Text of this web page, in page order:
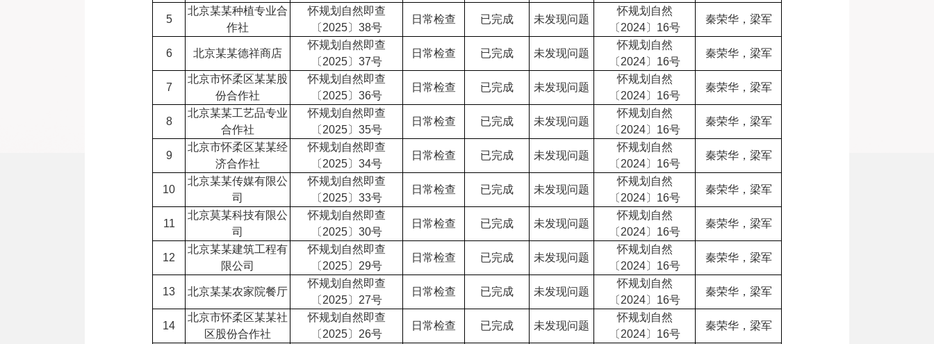
5
北京某某种植专业合
作社
怀规划自然即查
〔2025〕38号
日常检查 已完成 未发现问题
怀规划自然
〔2024〕16号
秦荣华，梁军
6 北京某某德祥商店
怀规划自然即查
〔2025〕37号
日常检查 已完成 未发现问题
怀规划自然
〔2024〕16号
秦荣华，梁军
7
北京市怀柔区某某股
份合作社
怀规划自然即查
〔2025〕36号
日常检查 已完成 未发现问题
怀规划自然
〔2024〕16号
秦荣华，梁军
8
北京某某工艺品专业
合作社
怀规划自然即查
〔2025〕35号
日常检查 已完成 未发现问题
怀规划自然
〔2024〕16号
秦荣华，梁军
9
北京市怀柔区某某经
济合作社
怀规划自然即查
〔2025〕34号
日常检查 已完成 未发现问题
怀规划自然
〔2024〕16号
秦荣华，梁军
10
北京某某传媒有限公
司
怀规划自然即查
〔2025〕33号
日常检查 已完成 未发现问题
怀规划自然
〔2024〕16号
秦荣华，梁军
11
北京莫某科技有限公
司
怀规划自然即查
〔2025〕30号
日常检查 已完成 未发现问题
怀规划自然
〔2024〕16号
秦荣华，梁军
12
北京某某建筑工程有
限公司
怀规划自然即查
〔2025〕29号
日常检查 已完成 未发现问题
怀规划自然
〔2024〕16号
秦荣华，梁军
13 北京某某农家院餐厅
怀规划自然即查
〔2025〕27号
日常检查 已完成 未发现问题
怀规划自然
〔2024〕16号
秦荣华，梁军
14
北京市怀柔区某某社
区股份合作社
怀规划自然即查
〔2025〕26号
日常检查 已完成 未发现问题
怀规划自然
〔2024〕16号
秦荣华，梁军